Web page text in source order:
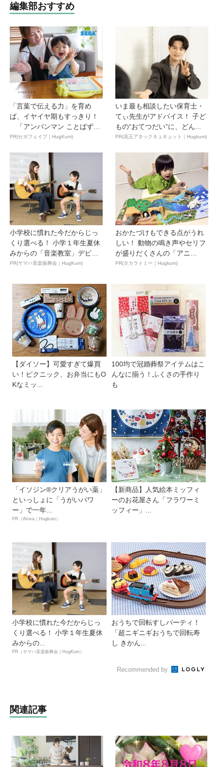
編集部おすすめ
「言葉で伝える力」を育め
ば、イヤイヤ期もすっきり！
「アンパンマン ことばずか
ん...
PR(セガフェイブ｜HugKum)
いま最も相談したい保育士・
てぃ先生がアドバイス！ 子ど
もの“おてつだい”に、どん...
PR(花王アタックキュキュット｜Hugkum)
小学校に慣れた今だからじっ
くり選べる！ 小学１年生夏休
みからの「音楽教室」デビ
ュ...
PR(ヤマハ音楽振興会｜HugKum)
おかたづけもできる点がうれ
しい！ 動物の鳴き声やセリフ
が盛りだくさんの「アニ
ア ...
PR(タカラトミー｜Hugkum)
【ダイソー】可愛すぎて爆買
い！ピクニック、お弁当にもO
Kなミッ...
100均で冠婚葬祭アイテムはこ
んなに揃う！ふくさの手作り
も
「イソジン®クリアうがい薬」
といっしょに「うがいパワ
ー」で一年...
PR（iNova｜Hugkum）
【新商品】人気絵本ミッフィ
ーのお花屋さん「フラワーミ
ッフィー」...
小学校に慣れた今だからじっ
くり選べる！ 小学１年生夏休
みからの...
PR（ヤマハ音楽振興会｜HugKum）
おうちで回転すしパーティ！
「超ニギニギおうちで回転寿
し きかん...
Recommended by
関連記事